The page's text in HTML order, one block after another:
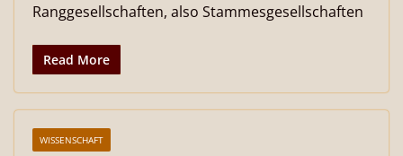
Ranggesellschaften, also Stammesgesellschaften
Read More
WISSENSCHAFT